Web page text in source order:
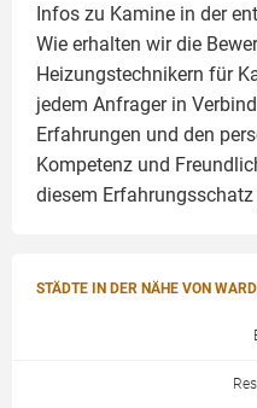
Infos zu Kamine in der
Wie erhalten wir die
Heizungstechnikern für
jedem Anfrager in
Erfahrungen und den
Kompetenz und
diesem
STÄDTE IN DER NÄHE VON